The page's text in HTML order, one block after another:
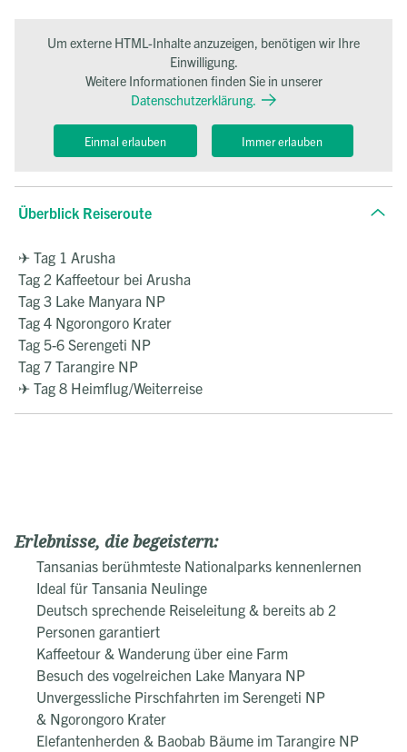
Um externe HTML-Inhalte anzuzeigen, benötigen wir Ihre
Einwilligung.
Weitere Informationen finden Sie in unserer
Datenschutzerklärung.
Einmal erlauben Immer erlauben
Überblick Reiseroute
✈ Tag 1 Arusha
Tag 2 Kaffeetour bei Arusha
Tag 3 Lake Manyara NP
Tag 4 Ngorongoro Krater
Tag 5-6 Serengeti NP
Tag 7 Tarangire NP
✈ Tag 8 Heimflug/Weiterreise
Erlebnisse, die begeistern:
Tansanias berühmteste Nationalparks kennenlernen
Ideal für Tansania Neulinge
Deutsch sprechende Reiseleitung & bereits ab 2
Personen garantiert
Kaffeetour & Wanderung über eine Farm
Besuch des vogelreichen Lake Manyara NP
Unvergessliche Pirschfahrten im Serengeti NP
& Ngorongoro Krater
Elefantenherden & Baobab Bäume im Tarangire NP